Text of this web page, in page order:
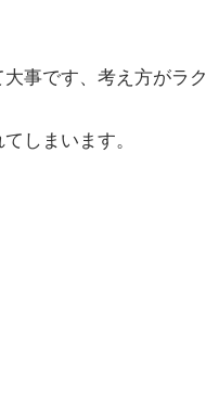
事です、考え方がラク
しまいます。